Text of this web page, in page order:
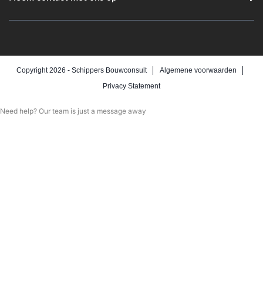
Copyright 2026 - Schippers Bouwconsult
Algemene voorwaarden
Privacy Statement
Need help? Our team is just a message away